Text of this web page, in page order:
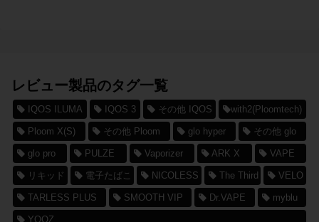
レビュー製品のタグ一覧
IQOS ILUMA IQOS 3 その他 IQOS with2(Ploomtech)
Ploom X(S) その他 Ploom glo hyper その他 glo
glo pro PULZE Vaporizer ARK X VAPE
リキッド 電子たばこ NICOLESS The Third VELO
TARLESS PLUS SMOOTH VIP Dr.VAPE myblu
YOOZ